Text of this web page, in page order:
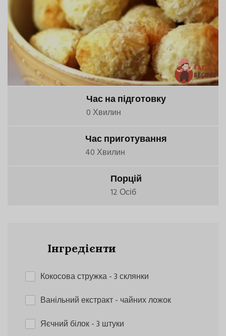
Час на підготовку
0 Хвилин
Час приготування
40 Хвилин
Порцій
12 Осіб
Інгредієнти
Кокосова стружка- 3 склянки
Ванільний екстракт- чайних ложок
Яєчний білок- 3 штуки